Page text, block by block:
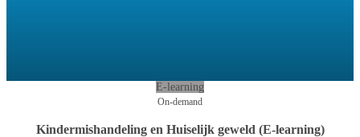
E-learning
On-demand
Kindermishandeling en Huiselijk geweld (E-learning)